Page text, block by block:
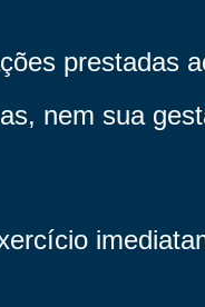
prestadas
nem sua